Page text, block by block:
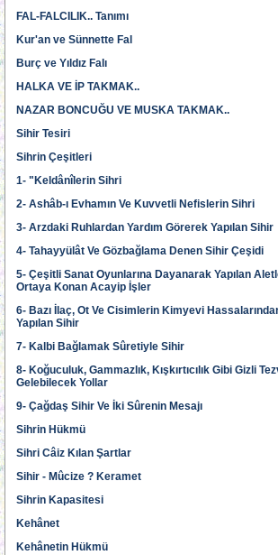
FAL-FALCILIK.. Tanımı
Kur'an ve Sünnette Fal
Burç ve Yıldız Falı
HALKA VE İP TAKMAK..
NAZAR BONCUĞU VE MUSKA TAKMAK..
Sihir Tesiri
Sihrin Çeşitleri
1- "Keldânîlerin Sihri
2- Ashâb-ı Evhamın Ve Kuvvetli Nefislerin Sihri
3- Arzdaki Ruhlardan Yardım Görerek Yapılan Sihir
4- Tahayyülât Ve Gözbağlama Denen Sihir Çeşidi
5- Çeşitli Sanat Oyunlarına Dayanarak Yapılan
Ortaya Konan Acayip İşler
6- Bazı İlaç, Ot Ve Cisimlerin Kimyevi
Yapılan Sihir
7- Kalbi Bağlamak Sûretiyle Sihir
8- Koğuculuk, Gammazlık, Kışkırtıcılık Gibi Gizli
Gelebilecek Yollar
9- Çağdaş Sihir Ve İki Sûrenin Mesajı
Sihrin Hükmü
Sihri Câiz Kılan Şartlar
Sihir - Mûcize ? Keramet
Sihrin Kapasitesi
Kehânet
Kehânetin Hükmü